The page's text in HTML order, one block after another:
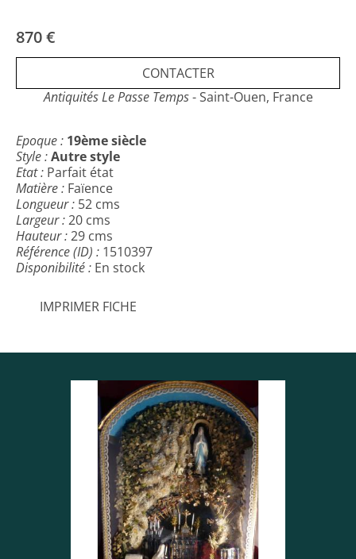
870 €
CONTACTER
Antiquités Le Passe Temps- Saint-Ouen, France
Epoque : 19ème siècle
Style :Autre style
Etat : Parfait état
Matière : Faïence
Longueur : 52 cms
Largeur :20 cms
Hauteur :29 cms
Référence (ID) : 1510397
Disponibilité : En stock
IMPRIMER FICHE